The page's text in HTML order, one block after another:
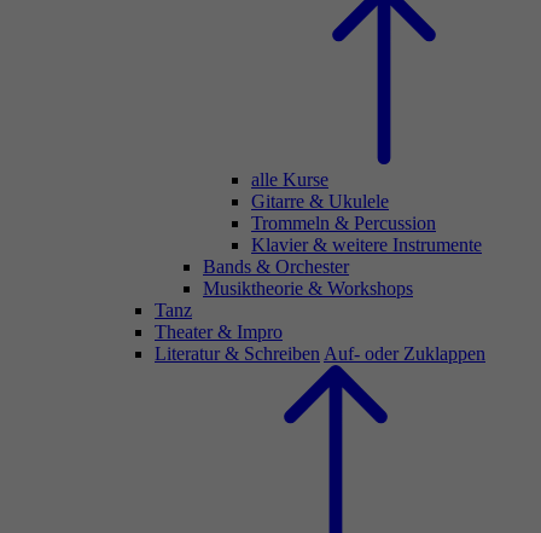
alle Kurse
Gitarre & Ukulele
Trommeln & Percussion
Klavier & weitere Instrumente
Bands & Orchester
Musiktheorie & Workshops
Tanz
Theater & Impro
Literatur & Schreiben Auf- oder Zuklappen